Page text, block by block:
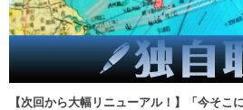
【次回から大幅リニューアル！】「今そ